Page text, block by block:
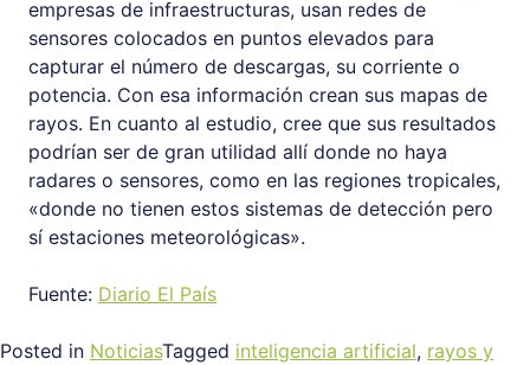
empresas de infraestructuras, usan redes de
sensores colocados en puntos elevados para
capturar el número de descargas, su corriente o
potencia. Con esa información crean sus mapas de
rayos. En cuanto al estudio, cree que sus resultados
podrían ser de gran utilidad allí donde no haya
radares o sensores, como en las regiones tropicales,
«donde no tienen estos sistemas de detección pero
sí estaciones meteorológicas».
Fuente: Diario El País
Posted in NoticiasTagged inteligencia artificial, rayos y